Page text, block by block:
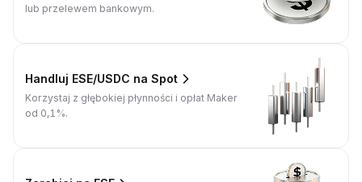
lub przelewem bankowym.
Handluj ESE/USDC na Spot
Korzystaj z głębokiej płynności i opłat Maker
od 0,1%.